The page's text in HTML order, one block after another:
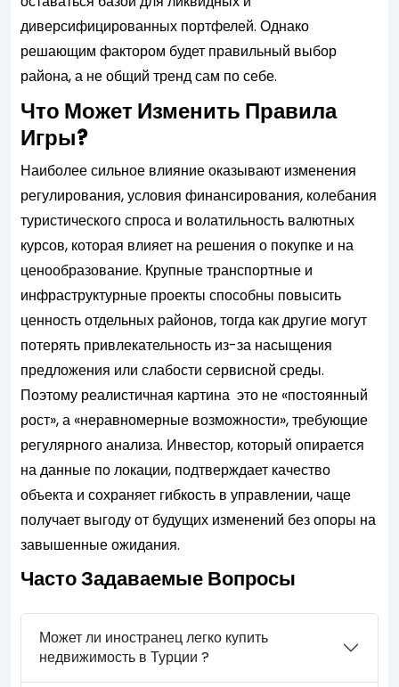
диверсифицированных портфелей. Однако
решающим фактором будет правильный выбор
района, а не общий тренд сам по себе.
Что Может Изменить Правила
Игры?
Наиболее сильное влияние оказывают изменения
регулирования, условия финансирования, колебания
туристического спроса и волатильность валютных
курсов, которая влияет на решения о покупке и на
ценообразование. Крупные транспортные и
инфраструктурные проекты способны повысить
ценность отдельных районов, тогда как другие могут
потерять привлекательность из-за насыщения
предложения или слабости сервисной среды.
Поэтому реалистичная картина это не «постоянный
рост», а «неравномерные возможности», требующие
регулярного анализа. Инвестор, который опирается
на данные по локации, подтверждает качество
объекта и сохраняет гибкость в управлении, чаще
получает выгоду от будущих изменений без опоры на
завышенные ожидания.
Часто Задаваемые Вопросы
Может ли иностранец легко купить
недвижимость в Турции ?